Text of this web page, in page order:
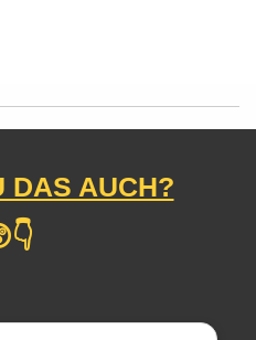
DAS AUCH?